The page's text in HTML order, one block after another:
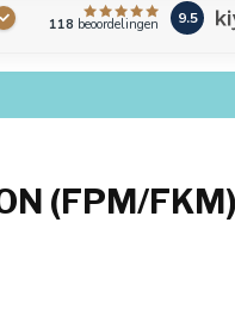
118 beoordelingen 9.5
(FPM/